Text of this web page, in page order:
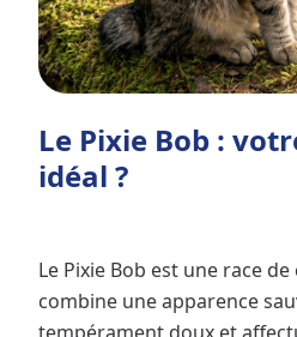
Le Pixie Bob :
idéal ?
Le Pixie Bob est une race
combine une apparence